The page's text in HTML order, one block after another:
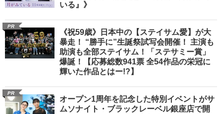
いる』》
PR
《祝59歳》日本中の【ステイサム愛】が大
暴走！ “勝手に”生誕祭試写会開催！ 主演も
助演も全部ステイサム！「ステサミー賞」
爆誕！【応募総数941票 全54作品の栄冠に
輝いた作品とはー!?】
PR
オープン1周年を記念した特別イベントがサ
ムソナイト・ブラックレーベル銀座店で開